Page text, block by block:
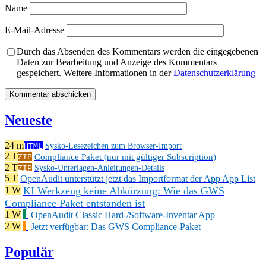
Name
E-Mail-Adresse
Durch das Absenden des Kommentars werden die eingegebenen
Daten zur Bearbeitung und Anzeige des Kommentars
gespeichert. Weitere Informationen in derDatenschutzerklärung
Neueste
24 mHTML Sysko-Lesezeichen zum Browser-Import
2 TZIP Compliance Paket (nur mit gültiger Subscription)
2 TZIP Sysko-Unterlagen-Anleitungen-Details
5 T OpenAudit unterstützt jetzt das Importformat der App App List
1 W KI Werkzeug keine Abkürzung: Wie das GWS
Compliance Paket entstanden ist
1 W
OpenAudit Classic Hard-/Software-Inventar App
2 W
Jetzt verfügbar: Das GWS Compliance-Paket
Populär